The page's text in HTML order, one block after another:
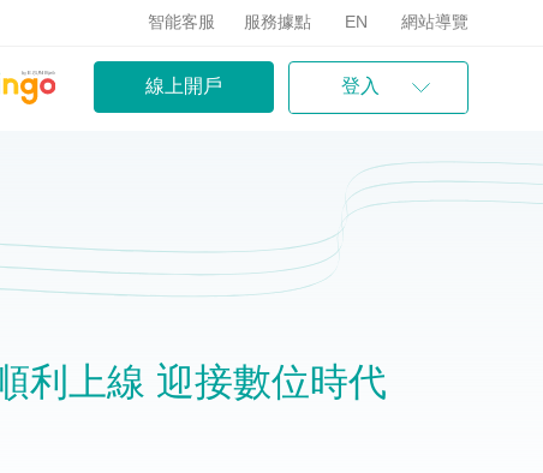
智能客服 服務據點 EN 網站導覽
線上開戶 登入
利上線 迎接數位時代